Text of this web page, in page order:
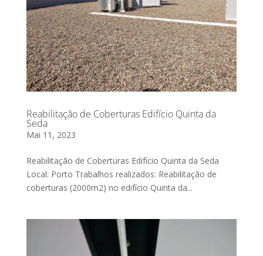
Reabilitação de Coberturas Edifício Quinta da
Seda
Mai 11, 2023
Reabilitação de Coberturas Edifício Quinta da Seda
Local: Porto Trabalhos realizados: Reabilitação de
coberturas (2000m2) no edifício Quinta da...